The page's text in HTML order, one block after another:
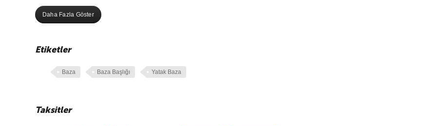
yıkama makinesi ve sert fırça gibi araçları kullanmayınız.
Gerekirse saç kurutma makinesi ile fazla yaklaştırmadan kurulayabilirsiniz.
ettirilmelidir. Baskılı şekilde ovalama yapılmamalıdır. Tüm yüzeyler kuru bir bez ile kurulanmalıdır.
Metal kaplı malzemelerin paslanmaz içeriğe sahip olmasından dolayı herhangi bir şekilde yüzeylerine asit veya deniz suyu temas
Ayna ve CamGünlük kullanımda ayna yüzeyinde oluşan lekeler sadece kuru, yumuşak bir bez yardımıyla silinmelidir. Yağlar, sinek
yüzeylerinin temizliği duru suya batırılarak sıkılmış güderiz tarzı bir bez ya da cam bezi yardımıyla, tüm yüzey silinerek yapılabilir.
Daha Fazla Göster
Etiketler
Baza Baza Başlığı Yatak Baza
Taksitler